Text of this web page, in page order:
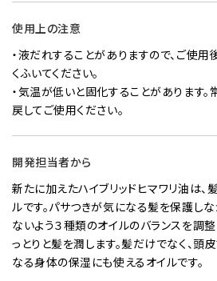
使用上の注意
・液だれすることがありますので、ご使
くふいてください。
・気温が低いと固化することがあります
戻してご使用ください。
開発担当者から
新たに加えたハイブリッドヒマワリ油は
ルです。パサつきが気になる髪を保護し
ないよう３種類のオイルのバランスを調整
っとりと髪を潤します。髪だけでなく、
なる身体の保湿にも使えるオイルです。